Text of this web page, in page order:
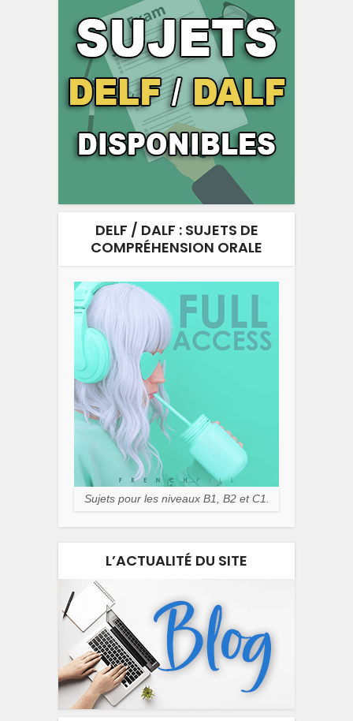
DELF / DALF : SUJETS DE
COMPRÉHENSION ORALE
Sujets pour les niveaux B1, B2 et C1.
L’ACTUALITÉ DU SITE